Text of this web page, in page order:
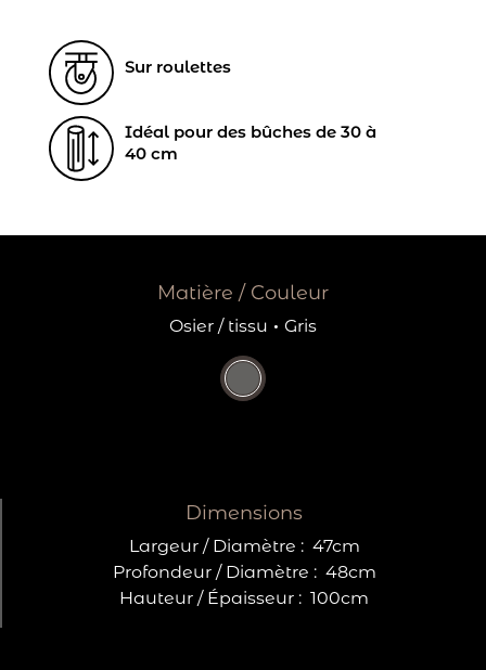
Sur roulettes
Idéal pour des bûches de 30 à
40 cm
Matière / Couleur
Osier / tissu · Gris
Dimensions
Largeur / Diamètre : 47cm
Profondeur / Diamètre : 48cm
Hauteur / Épaisseur : 100cm